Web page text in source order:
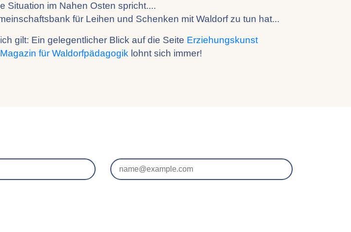
Situation im Nahen Osten spricht....
für Leihen und Schenken mit Waldorf zu tun hat...
gilt: Ein gelegentlicher Blick auf die Seite Erziehungskunst
für Waldorfpädagogik lohnt sich immer!